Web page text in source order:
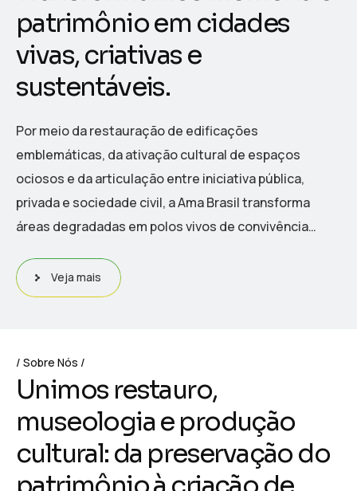
patrimônioem cidades
vivas, criativas e
sustentáveis.
Por meio da restauração de edificações
emblemáticas, da ativação cultural de espaços
ociosos e da articulação entre iniciativa pública,
privada e sociedade civil, a Ama Brasil transforma
áreas degradadas em polos vivos de convivência…
Veja mais
Sobre Nós
Unimos restauro,
museologia e produção
cultural: da preservação do